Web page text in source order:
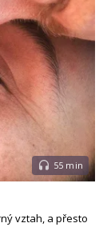
55 min
vztah, a přesto